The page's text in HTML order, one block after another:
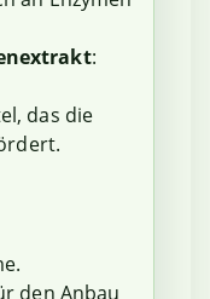
:
das die
den Anbau